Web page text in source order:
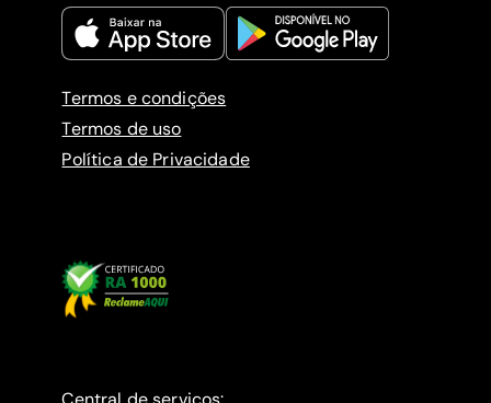
Termos e condições
Termos de uso
Política de Privacidade